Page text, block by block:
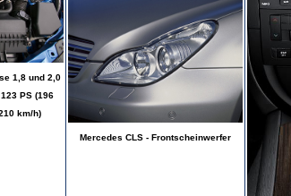
1,8 und 2,0
PS (196
km/h)
Mercedes CLS - Frontscheinwerfer